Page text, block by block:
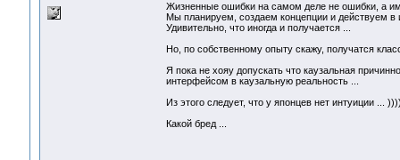
Жизненные ошибки на самом деле не ошибки, а
Мы планируем, создаем концепции и действуем
Удивительно, что иногда и получается ...
Но, по собственному опыту скажу, получатся
Я пока не хояу допускать что каузальная
интерфейсом в каузальную реальность ...
Из этого следует, что у японцев нет интуиции ...
Какой бред ...